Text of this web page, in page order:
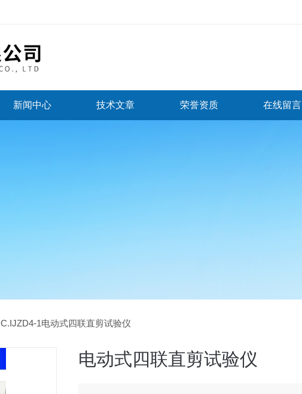
新闻中心 技术文章 荣誉资质 在线留言
1电动式四联直剪试验仪
电动式四联直剪试验仪